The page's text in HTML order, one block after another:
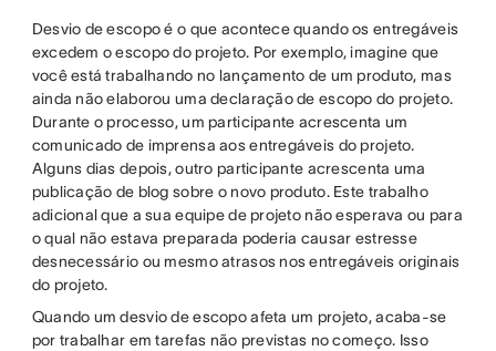
Desvio de escopo é o que acontece quando os entregáveis
excedem o escopo do projeto. Por exemplo, imagine que
você está trabalhando no lançamento de um produto, mas
ainda não elaborou uma declaração de escopo do projeto.
Durante o processo, um participante acrescenta um
comunicado de imprensa aos entregáveis do projeto.
Alguns dias depois, outro participante acrescenta uma
publicação de blog sobre o novo produto. Este trabalho
adicional que a sua equipe de projeto não esperava ou para
o qual não estava preparada poderia causar estresse
desnecessário ou mesmo atrasos nos entregáveis originais
do projeto.
Quando um desvio de escopo afeta um projeto, acaba-se
por trabalhar em tarefas não previstas no começo. Isso